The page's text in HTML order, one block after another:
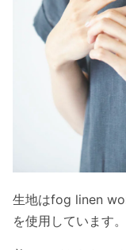
生地はfog linen
を使用しています。